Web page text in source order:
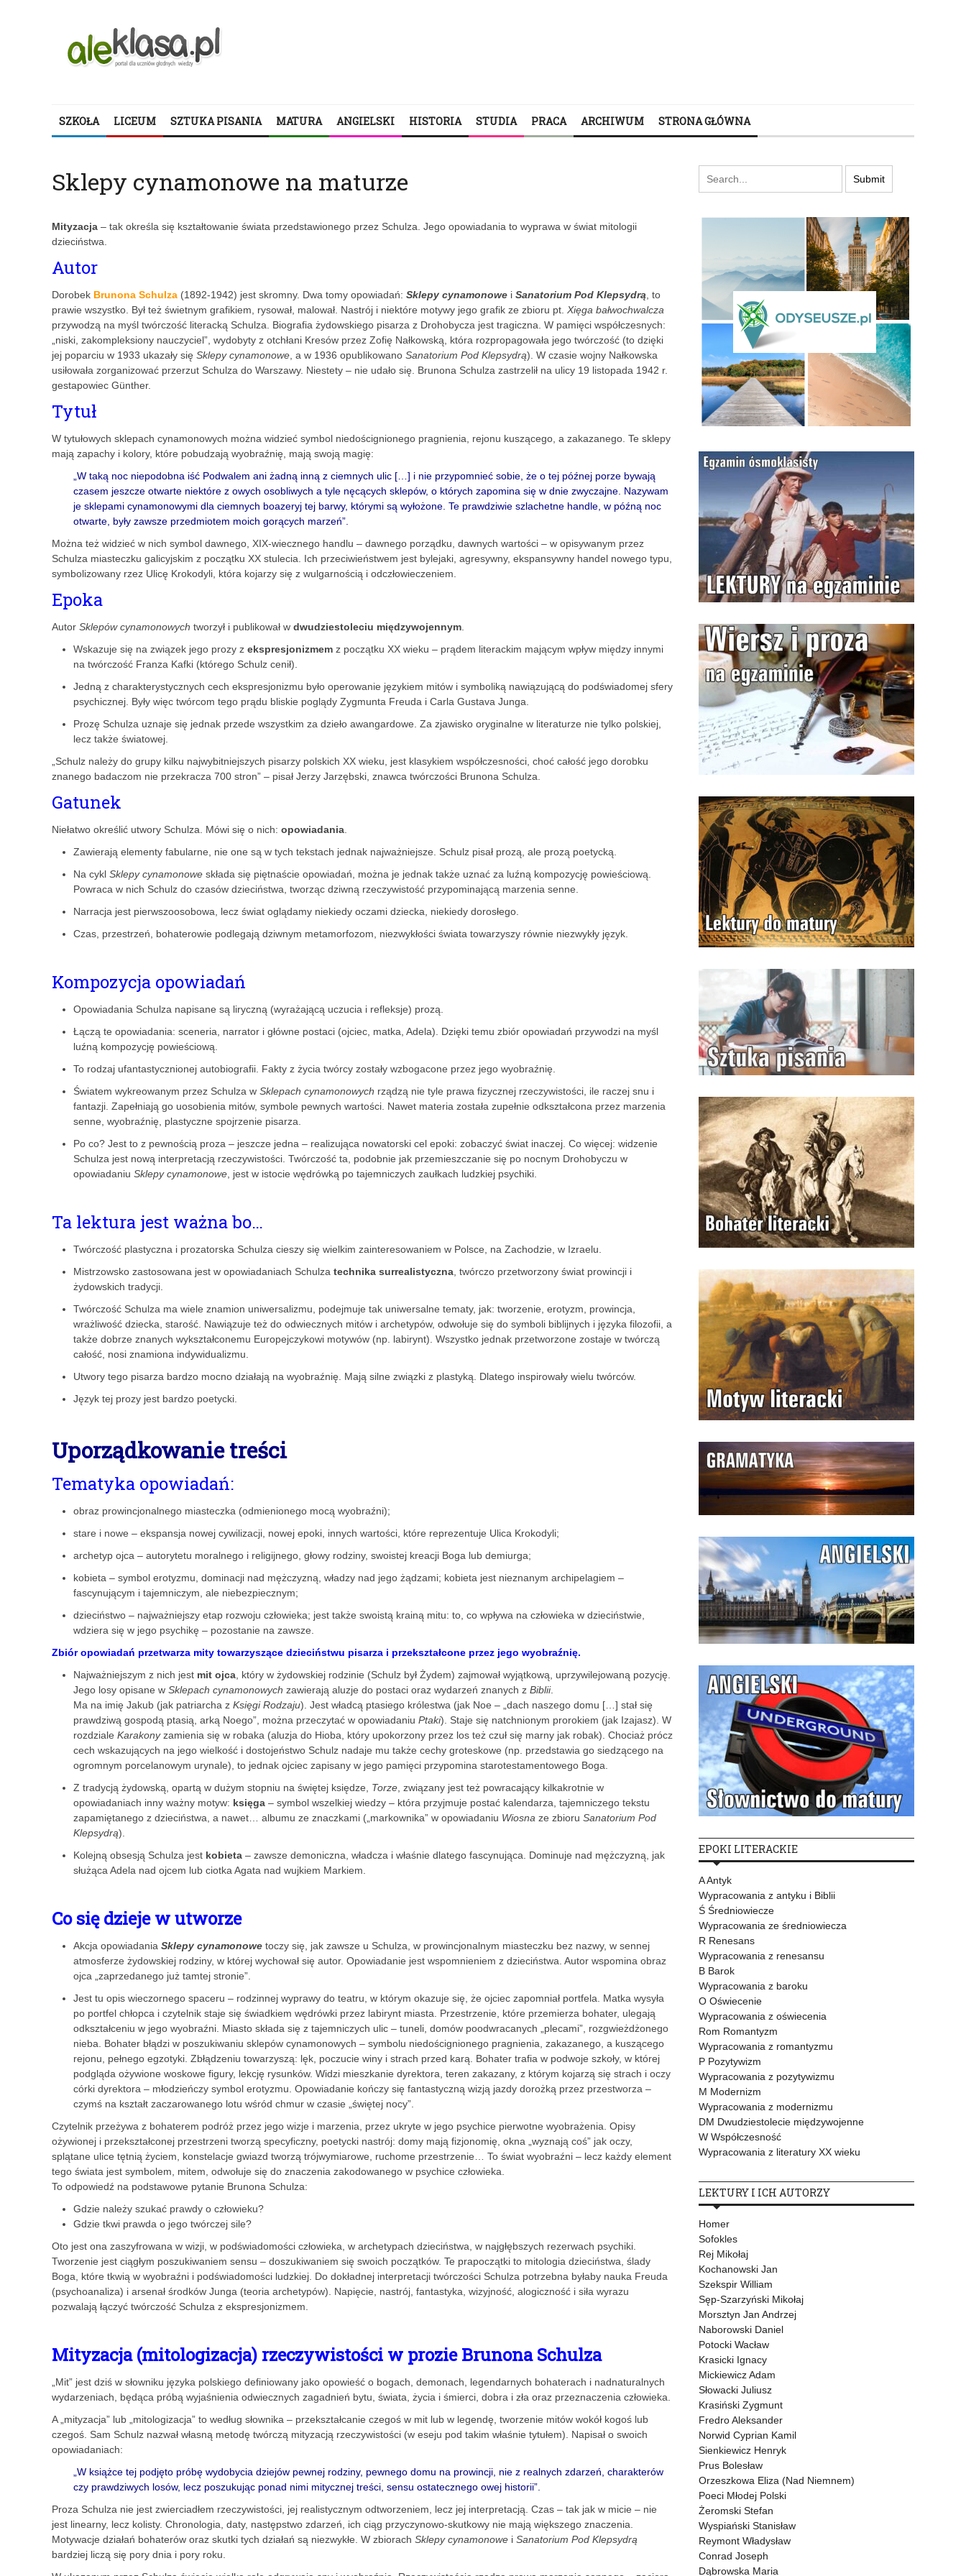
SZKOŁA LICEUM SZTUKA PISANIA MATURA ANGIELSKI HISTORIA STUDIA PRACA ARCHIWUM STRONA GŁÓWNA
Sklepy cynamonowe na maturze
Mityzacja – tak określa się kształtowanie świata przedstawionego przez Schulza. Jego opowiadania to wyprawa w świat mitologii
dzieciństwa.
Autor
Dorobek Brunona Schulza (1892-1942) jest skromny. Dwa tomy opowiadań: Sklepy cynamonowe i Sanatorium Pod Klepsydrą , to
prawie wszystko. Był też świetnym grafikiem, rysował, malował. Nastrój i niektóre motywy jego grafik ze zbioru pt. Xięga bałwochwalcza
przywodzą na myśl twórczość literacką Schulza. Biografia żydowskiego pisarza z Drohobycza jest tragiczna. W pamięci współczesnych:
„niski, zakompleksiony nauczyciel”, wydobyty z otchłani Kresów przez Zofię Nałkowską, która rozpropagowała jego twórczość (to dzięki
jej poparciu w 1933 ukazały się Sklepy cynamonowe , a w 1936 opublikowano Sanatorium Pod Klepsydrą). W czasie wojny Nałkowska
usiłowała zorganizować przerzut Schulza do Warszawy. Niestety – nie udało się. Brunona Schulza zastrzelił na ulicy 19 listopada 1942 r.
gestapowiec Günther.
Tytuł
W tytułowych sklepach cynamonowych można widzieć symbol niedoścignionego pragnienia, rejonu kuszącego, a zakazanego. Te sklepy
mają zapachy i kolory, które pobudzają wyobraźnię, mają swoją magię:
„W taką noc niepodobna iść Podwalem ani żadną inną z ciemnych ulic […] i nie przypomnieć sobie, że o tej późnej porze bywają
czasem jeszcze otwarte niektóre z owych osobliwych a tyle nęcących sklepów, o których zapomina się w dnie zwyczajne. Nazywam
je sklepami cynamonowymi dla ciemnych boazeryj tej barwy, którymi są wyłożone. Te prawdziwie szlachetne handle, w późną noc
otwarte, były zawsze przedmiotem moich gorących marzeń”.
Można też widzieć w nich symbol dawnego, XIX-wiecznego handlu – dawnego porządku, dawnych wartości – w opisywanym przez
Schulza miasteczku galicyjskim z początku XX stulecia. Ich przeciwieństwem jest bylejaki, agresywny, ekspansywny handel nowego typu,
symbolizowany rzez Ulicę Krokodyli, która kojarzy się z wulgarnością i odczłowieczeniem.
Epoka
Autor Sklepów cynamonowych tworzył i publikował w dwudziestoleciu międzywojennym
Wskazuje się na związek jego prozy z ekspresjonizmem z początku XX wieku – prądem literackim mającym wpływ między innymi
na twórczość Franza Kafki (którego Schulz cenił).
Jedną z charakterystycznych cech ekspresjonizmu było operowanie językiem mitów i symboliką nawiązującą do podświadomej sfery
psychicznej. Były więc twórcom tego prądu bliskie poglądy Zygmunta Freuda i Carla Gustava Junga.
Prozę Schulza uznaje się jednak przede wszystkim za dzieło awangardowe. Za zjawisko oryginalne w literaturze nie tylko polskiej,
lecz także światowej.
„Schulz należy do grupy kilku najwybitniejszych pisarzy polskich XX wieku, jest klasykiem współczesności, choć całość jego dorobku
znanego badaczom nie przekracza 700 stron” – pisał Jerzy Jarzębski, znawca twórczości Brunona Schulza.
Gatunek
Niełatwo określić utwory Schulza. Mówi się o nich: opowiadania
Zawierają elementy fabularne, nie one są w tych tekstach jednak najważniejsze. Schulz pisał prozą, ale prozą poetycką.
Na cykl Sklepy cynamonowe składa się piętnaście opowiadań, można je jednak także uznać za luźną kompozycję powieściową.
Powraca w nich Schulz do czasów dzieciństwa, tworząc dziwną rzeczywistość przypominającą marzenia senne.
Narracja jest pierwszoosobowa, lecz świat oglądamy niekiedy oczami dziecka, niekiedy dorosłego.
Czas, przestrzeń, bohaterowie podlegają dziwnym metamorfozom, niezwykłości świata towarzyszy równie niezwykły język.
Kompozycja opowiadań
Opowiadania Schulza napisane są liryczną (wyrażającą uczucia i refleksje) prozą.
Łączą te opowiadania: sceneria, narrator i główne postaci (ojciec, matka, Adela). Dzięki temu zbiór opowiadań przywodzi na myśl
luźną kompozycję powieściową.
To rodzaj ufantastycznionej autobiografii. Fakty z życia twórcy zostały wzbogacone przez jego wyobraźnię.
Światem wykreowanym przez Schulza w Sklepach cynamonowych rządzą nie tyle prawa fizycznej rzeczywistości, ile raczej snu i
fantazji. Zapełniają go uosobienia mitów, symbole pewnych wartości. Nawet materia została zupełnie odkształcona przez marzenia
senne, wyobraźnię, plastyczne spojrzenie pisarza.
Po co? Jest to z pewnością proza – jeszcze jedna – realizująca nowatorski cel epoki: zobaczyć świat inaczej. Co więcej: widzenie
Schulza jest nową interpretacją rzeczywistości. Twórczość ta, podobnie jak przemieszczanie się po nocnym Drohobyczu w
opowiadaniu Sklepy cynamonowe , jest w istocie wędrówką po tajemniczych zaułkach ludzkiej psychiki.
Ta lektura jest ważna bo…
Twórczość plastyczna i prozatorska Schulza cieszy się wielkim zainteresowaniem w Polsce, na Zachodzie, w Izraelu.
Mistrzowsko zastosowana jest w opowiadaniach Schulza technika surrealistyczna , twórczo przetworzony świat prowincji i
żydowskich tradycji.
Twórczość Schulza ma wiele znamion uniwersalizmu, podejmuje tak uniwersalne tematy, jak: tworzenie, erotyzm, prowincja,
wrażliwość dziecka, starość. Nawiązuje też do odwiecznych mitów i archetypów, odwołuje się do symboli biblijnych i języka filozofii, a
także dobrze znanych wykształconemu Europejczykowi motywów (np. labirynt). Wszystko jednak przetworzone zostaje w twórczą
całość, nosi znamiona indywidualizmu.
Utwory tego pisarza bardzo mocno działają na wyobraźnię. Mają silne związki z plastyką. Dlatego inspirowały wielu twórców.
Język tej prozy jest bardzo poetycki.
Uporządkowanie treści
Tematyka opowiadań:
obraz prowincjonalnego miasteczka (odmienionego mocą wyobraźni);
stare i nowe – ekspansja nowej cywilizacji, nowej epoki, innych wartości, które reprezentuje Ulica Krokodyli;
archetyp ojca – autorytetu moralnego i religijnego, głowy rodziny, swoistej kreacji Boga lub demiurga;
kobieta – symbol erotyzmu, dominacji nad mężczyzną, władzy nad jego żądzami; kobieta jest nieznanym archipelagiem –
fascynującym i tajemniczym, ale niebezpiecznym;
dzieciństwo – najważniejszy etap rozwoju człowieka; jest także swoistą krainą mitu: to, co wpływa na człowieka w dzieciństwie,
wdziera się w jego psychikę – pozostanie na zawsze.
Zbiór opowiadań przetwarza mity towarzyszące dzieciństwu pisarza i przekształcone przez jego wyobraźnię.
Najważniejszym z nich jest mit ojca , który w żydowskiej rodzinie (Schulz był Żydem) zajmował wyjątkową, uprzywilejowaną pozycję.
Jego losy opisane w Sklepach cynamonowych zawierają aluzje do postaci oraz wydarzeń znanych z Biblii.
Ma na imię Jakub (jak patriarcha z Księgi Rodzaju). Jest władcą ptasiego królestwa (jak Noe – „dach naszego domu […] stał się
prawdziwą gospodą ptasią, arką Noego”, można przeczytać w opowiadaniu Ptaki). Staje się natchnionym prorokiem (jak Izajasz). W
rozdziale Karakonyzamienia się w robaka (aluzja do Hioba, który upokorzony przez los też czuł się marny jak robak). Chociaż prócz
cech wskazujących na jego wielkość i dostojeństwo Schulz nadaje mu także cechy groteskowe (np. przedstawia go siedzącego na
ogromnym porcelanowym urynale), to jednak ojciec zapisany w jego pamięci przypomina starotestamentowego Boga.
Z tradycją żydowską, opartą w dużym stopniu na świętej księdze, Torze , związany jest też powracający kilkakrotnie w
opowiadaniach inny ważny motyw: księga – symbol wszelkiej wiedzy – która przyjmuje postać kalendarza, tajemniczego tekstu
zapamiętanego z dzieciństwa, a nawet… albumu ze znaczkami („markownika” w opowiadaniu Wiosna ze zbioru Sanatorium Pod
Klepsydrą).
Kolejną obsesją Schulza jest kobieta – zawsze demoniczna, władcza i właśnie dlatego fascynująca. Dominuje nad mężczyzną, jak
służąca Adela nad ojcem lub ciotka Agata nad wujkiem Markiem.
Co się dzieje w utworze
Akcja opowiadania Sklepy cynamonowe toczy się, jak zawsze u Schulza, w prowincjonalnym miasteczku bez nazwy, w sennej
atmosferze żydowskiej rodziny, w której wychował się autor. Opowiadanie jest wspomnieniem z dzieciństwa. Autor wspomina obraz
ojca „zaprzedanego już tamtej stronie”.
Jest tu opis wieczornego spaceru – rodzinnej wyprawy do teatru, w którym okazuje się, że ojciec zapomniał portfela. Matka wysyła
po portfel chłopca i czytelnik staje się świadkiem wędrówki przez labirynt miasta. Przestrzenie, które przemierza bohater, ulegają
odkształceniu w jego wyobraźni. Miasto składa się z tajemniczych ulic – tuneli, domów poodwracanych „plecami”, rozgwieżdżonego
nieba. Bohater błądzi w poszukiwaniu sklepów cynamonowych – symbolu niedoścignionego pragnienia, zakazanego, a kuszącego
rejonu, pełnego egzotyki. Zbłądzeniu towarzyszą: lęk, poczucie winy i strach przed karą. Bohater trafia w podwoje szkoły, w której
podgląda ożywione woskowe figury, lekcję rysunków. Widzi mieszkanie dyrektora, teren zakazany, z którym kojarzą się strach i oczy
córki dyrektora – młodzieńczy symbol erotyzmu. Opowiadanie kończy się fantastyczną wizją jazdy dorożką przez przestworza –
czymś na kształt zaczarowanego lotu wśród chmur w czasie „świętej nocy”.
Czytelnik przeżywa z bohaterem podróż przez jego wizje i marzenia, przez ukryte w jego psychice pierwotne wyobrażenia. Opisy
ożywionej i przekształconej przestrzeni tworzą specyficzny, poetycki nastrój: domy mają fizjonomię, okna „wyznają coś” jak oczy,
splątane ulice tętnią życiem, konstelacje gwiazd tworzą trójwymiarowe, ruchome przestrzenie… To świat wyobraźni – lecz każdy element
tego świata jest symbolem, mitem, odwołuje się do znaczenia zakodowanego w psychice człowieka.
To odpowiedź na podstawowe pytanie Brunona Schulza:
Gdzie należy szukać prawdy o człowieku?
Gdzie tkwi prawda o jego twórczej sile?
Oto jest ona zaszyfrowana w wizji, w podświadomości człowieka, w archetypach dzieciństwa, w najgłębszych rezerwach psychiki.
Tworzenie jest ciągłym poszukiwaniem sensu – doszukiwaniem się swoich początków. Te prapoczątki to mitologia dzieciństwa, ślady
Boga, które tkwią w wyobraźni i podświadomości ludzkiej. Do dokładnej interpretacji twórczości Schulza potrzebna byłaby nauka Freuda
(psychoanaliza) i arsenał środków Junga (teoria archetypów). Napięcie, nastrój, fantastyka, wizyjność, alogiczność i siła wyrazu
pozwalają łączyć twórczość Schulza z ekspresjonizmem.
Mityzacja (mitologizacja) rzeczywistości w prozie Brunona Schulza
„Mit” jest dziś w słowniku języka polskiego definiowany jako opowieść o bogach, demonach, legendarnych bohaterach i nadnaturalnych
wydarzeniach, będąca próbą wyjaśnienia odwiecznych zagadnień bytu, świata, życia i śmierci, dobra i zła oraz przeznaczenia człowieka.
A „mityzacja” lub „mitologizacja” to według słownika – przekształcanie czegoś w mit lub w legendę, tworzenie mitów wokół kogoś lub
czegoś. Sam Schulz nazwał własną metodę twórczą mityzacją rzeczywistości (w eseju pod takim właśnie tytułem). Napisał o swoich
opowiadaniach:
„W książce tej podjęto próbę wydobycia dziejów pewnej rodziny, pewnego domu na prowincji, nie z realnych zdarzeń, charakterów
czy prawdziwych losów, lecz poszukując ponad nimi mitycznej treści, sensu ostatecznego owej historii”.
Proza Schulza nie jest zwierciadłem rzeczywistości, jej realistycznym odtworzeniem, lecz jej interpretacją. Czas – tak jak w micie – nie
jest linearny, lecz kolisty. Chronologia, daty, następstwo zdarzeń, ich ciąg przyczynowo-skutkowy nie mają większego znaczenia.
Motywacje działań bohaterów oraz skutki tych działań są niezwykłe. W zbiorach Sklepy cynamonowe i Sanatorium Pod Klepsydrą
bardziej liczą się pory dnia i pory roku.
EPOKI LITERACKIE
A Antyk
Wypracowania z antyku i Biblii
Ś Średniowiecze
Wypracowania ze średniowiecza
R Renesans
Wypracowania z renesansu
B Barok
Wypracowania z baroku
O Oświecenie
Wypracowania z oświecenia
Rom Romantyzm
Wypracowania z romantyzmu
P Pozytywizm
Wypracowania z pozytywizmu
M Modernizm
Wypracowania z modernizmu
DM Dwudziestolecie międzywojenne
W Współczesność
Wypracowania z literatury XX wieku
LEKTURY I ICH AUTORZY
Homer
Sofokles
Rej Mikołaj
Kochanowski Jan
Szekspir William
Sęp-Szarzyński Mikołaj
Morsztyn Jan Andrzej
Naborowski Daniel
Potocki Wacław
Krasicki Ignacy
Mickiewicz Adam
Słowacki Juliusz
Krasiński Zygmunt
Fredro Aleksander
Norwid Cyprian Kamil
Sienkiewicz Henryk
Prus Bolesław
Orzeszkowa Eliza (Nad Niemnem)
Poeci Młodej Polski
Żeromski Stefan
Wyspiański Stanisław
Reymont Władysław
Conrad Joseph
Dąbrowska Maria